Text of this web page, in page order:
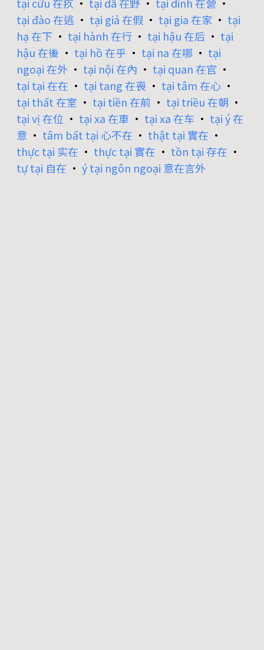
tại đào 在逃 • tại giả 在假 • tại gia 在家 • tại
hạ 在下 • tại hành 在行 • tại hậu 在后 • tại
hậu 在後 • tại hồ 在乎 • tại na 在哪 • tại
ngoại 在外 • tại nội 在內 • tại quan 在官 •
tại tại 在在 • tại tang 在喪 • tại tâm 在心 •
tại thất 在室 • tại tiền 在前 • tại triều 在朝 •
tại vị 在位 • tại xa 在車 • tại xa 在车 • tại ý 在
意 • tâm bất tại 心不在 • thật tại 實在 •
thực tại 实在 • thực tại 實在 • tồn tại 存在 •
tự tại 自在 • ý tại ngôn ngoại 意在言外